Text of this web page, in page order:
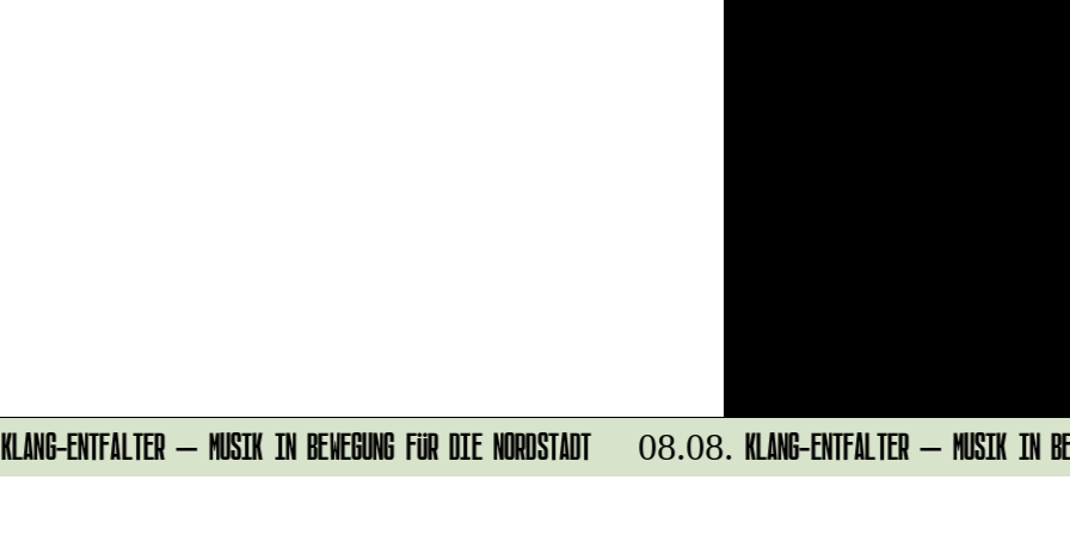
ENTFALTER – MUSIK IN BEWEGUNG FÜR DIE NORDSTADT 08.08.KLANG-ENTFALTER – MUSIK IN